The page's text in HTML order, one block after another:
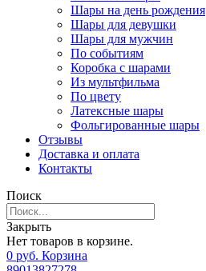
Шары на день рождения
Шары для девушки
Шары для мужчин
По событиям
Коробка с шарами
Из мультфильма
По цвету
Латексные шары
Фольгированные шары
Отзывы
Доставка и оплата
Контакты
Поиск
Закрыть
Нет товаров в корзине.
0 руб. Корзина